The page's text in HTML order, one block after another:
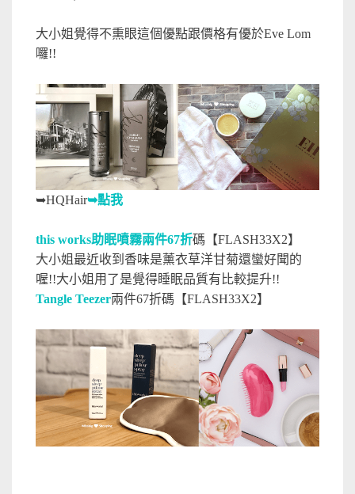
大小姐覺得不熏眼這個優點跟價格有優於Eve Lom
囉!!
➥HQHair➥點我
this works助眠噴霧兩件67折碼【FLASH33X2】
大小姐最近收到香味是薰衣草洋甘菊還蠻好聞的
喔!!大小姐用了是覺得睡眠品質有比較提升!!
Tangle Teezer兩件67折碼【FLASH33X2】